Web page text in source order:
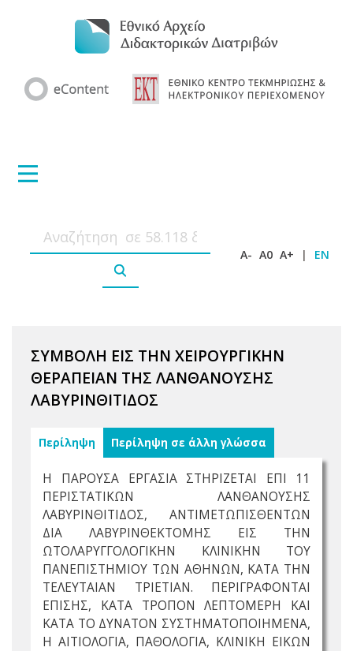
A- A0 A+ | EN
ΣΥΜΒΟΛΗ ΕΙΣ ΤΗΝ ΧΕΙΡΟΥΡΓΙΚΗΝ
ΘΕΡΑΠΕΙΑΝ ΤΗΣ ΛΑΝΘΑΝΟΥΣΗΣ
ΛΑΒΥΡΙΝΘΙΤΙΔΟΣ
Περίληψη Περίληψη σε άλλη γλώσσα
Η ΠΑΡΟΥΣΑ ΕΡΓΑΣΙΑ ΣΤΗΡΙΖΕΤΑΙ ΕΠΙ 11
ΠΕΡΙΣΤΑΤΙΚΩΝ ΛΑΝΘΑΝΟΥΣΗΣ
ΛΑΒΥΡΙΝΘΙΤΙΔΟΣ, ΑΝΤΙΜΕΤΩΠΙΣΘΕΝΤΩΝ
ΔΙΑ ΛΑΒΥΡΙΝΘΕΚΤΟΜΗΣ ΕΙΣ ΤΗΝ
ΩΤΟΛΑΡΥΓΓΟΛΟΓΙΚΗΝ ΚΛΙΝΙΚΗΝ ΤΟΥ
ΠΑΝΕΠΙΣΤΗΜΙΟΥ ΤΩΝ ΑΘΗΝΩΝ, ΚΑΤΑ ΤΗΝ
ΤΕΛΕΥΤΑΙΑΝ ΤΡΙΕΤΙΑΝ. ΠΕΡΙΓΡΑΦΟΝΤΑΙ
ΕΠΙΣΗΣ, ΚΑΤΑ ΤΡΟΠΟΝ ΛΕΠΤΟΜΕΡΗ ΚΑΙ
ΚΑΤΑ ΤΟ ΔΥΝΑΤΟΝ ΣΥΣΤΗΜΑΤΟΠΟΙΗΜΕΝΑ,
Η ΑΙΤΙΟΛΟΓΙΑ, ΠΑΘΟΛΟΓΙΑ, ΚΛΙΝΙΚΗ ΕΙΚΩΝ